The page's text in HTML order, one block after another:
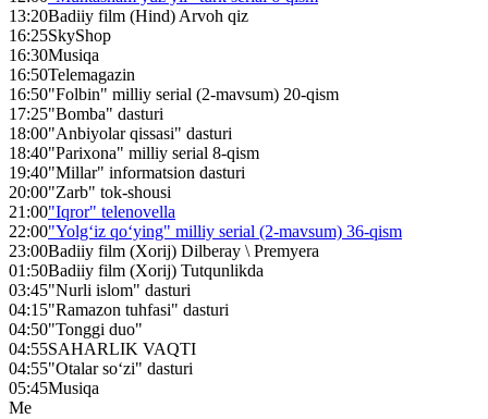
13:20Badiiy film (Hind) Arvoh qiz
16:25SkyShop
16:30Musiqa
16:50Telemagazin
16:50"Folbin" milliy serial (2-mavsum) 20-qism
17:25"Bomba" dasturi
18:00"Anbiyolar qissasi" dasturi
18:40"Parixona" milliy serial 8-qism
19:40"Millar" informatsion dasturi
20:00"Zarb" tok-shousi
21:00"Iqror" telenovella
22:00"Yolg‘iz qo‘ying" milliy serial (2-mavsum) 36-qism
23:00Badiiy film (Xorij) Dilberay \ Premyera
01:50Badiiy film (Xorij) Tutqunlikda
03:45"Nurli islom" dasturi
04:15"Ramazon tuhfasi" dasturi
04:50"Tonggi duo"
04:55SAHARLIK VAQTI
04:55"Otalar so‘zi" dasturi
05:45Musiqa
Me